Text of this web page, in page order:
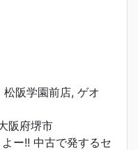
阪学園前店, ゲオ
阪府堺市
ー!! 中古で発するセ